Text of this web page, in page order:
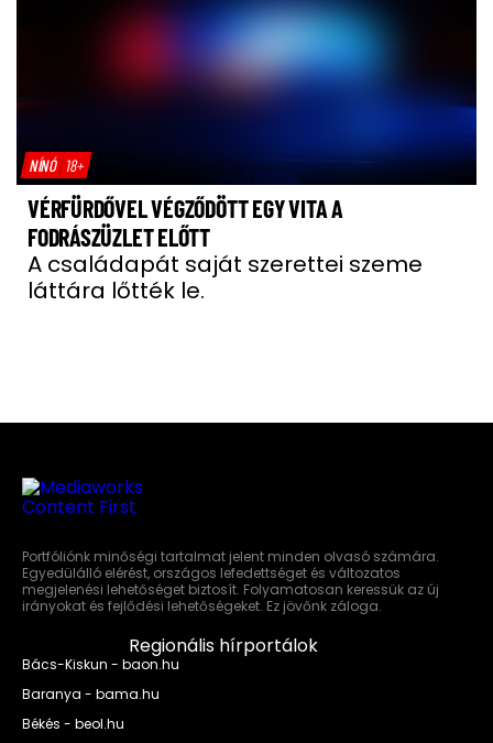
NÍNÓ 18+
VÉRFÜRDŐVEL VÉGZŐDÖTT EGY VITA A
FODRÁSZÜZLET ELŐTT
A családapát saját szerettei szeme
láttára lőtték le.
Portfóliónk minőségi tartalmat jelent minden olvasó számára.
Egyedülálló elérést, országos lefedettséget és változatos
megjelenési lehetőséget biztosít. Folyamatosan keressük az új
irányokat és fejlődési lehetőségeket. Ez jövőnk záloga.
Regionális hírportálok
Bács-Kiskun - baon.hu
Baranya - bama.hu
Békés - beol.hu